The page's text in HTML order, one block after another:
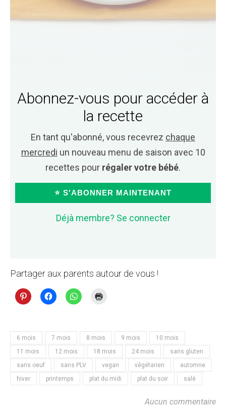
Abonnez-vous pour accéder à
la recette
En tant qu'abonné, vous recevrez chaque
mercredi un nouveau menu de saison avec 10
recettes pour régaler votre bébé.
⭐ S'ABONNER MAINTENANT
Déjà membre? Se connecter
Partager aux parents autour de vous !
6 mois 7 mois 8 mois 9 mois
10 mois
11 mois
12 mois 18 mois 24 mois
sans gluten
sans oeuf
sans PLV vegan végétarien
automne
hiver
printemps plat du midi plat du soir salé
Aucun commentaire